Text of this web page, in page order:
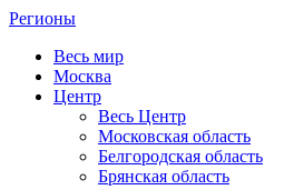
Регионы
Весь мир
Москва
Центр
Весь Центр
Московская область
Белгородская область
Брянская область